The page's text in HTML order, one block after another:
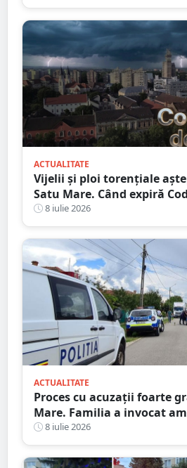
ACTUALITATE
Vijelii și ploi torențiale
Satu Mare. Când expiră
8 iulie 2026
ACTUALITATE
Proces cu acuzații foarte
Mare. Familia a invocat
moartea, dar a pierdut în
8 iulie 2026